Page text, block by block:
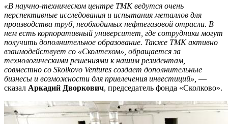
«В научно-техническом центре ТМК ведутся очень
перспективные исследования и испытания металлов для
производства труб, необходимых нефтегазовой отрасли. В
нем есть корпоративный университет, где сотрудники могут
получить дополнительное образование. Также ТМК активно
взаимодействует со «Сколтехом», обращается за
технологическими решениями к нашим резидентам,
совместно со Skolkovo Ventures создает дополнительные
бизнесы и возможности для привлечения инвестиций», —
сказал Аркадий Дворкович, председатель фонда «Сколково».